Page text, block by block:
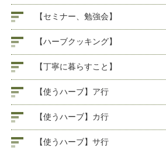
【セミナー、勉強会】
【ハーブクッキング】
【丁寧に暮らすこと】
【使うハーブ】ア行
【使うハーブ】カ行
【使うハーブ】サ行